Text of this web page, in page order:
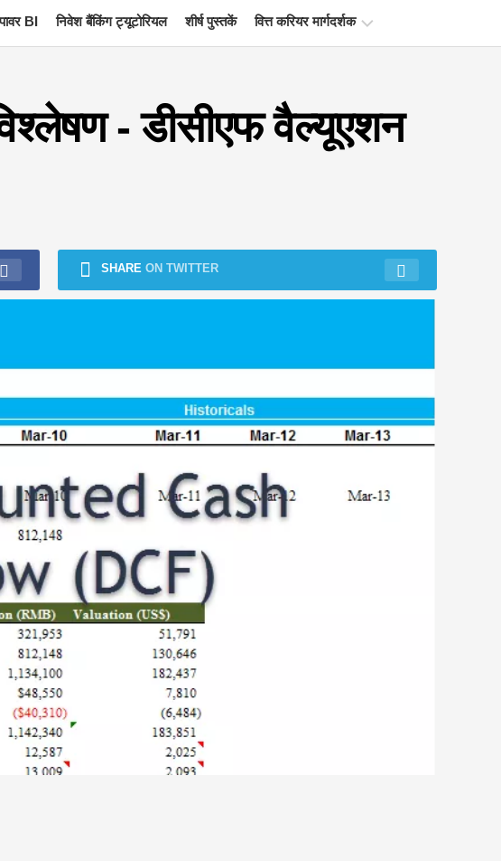
BI निवेश बैंकिंग ट्यूटोरियल शीर्ष पुस्तकें वित्त करियर मार्गदर्शक
संसाधन
प्रबंधन
- डीसीएफ वैल्यूएशन
SHARE ON TWITTER